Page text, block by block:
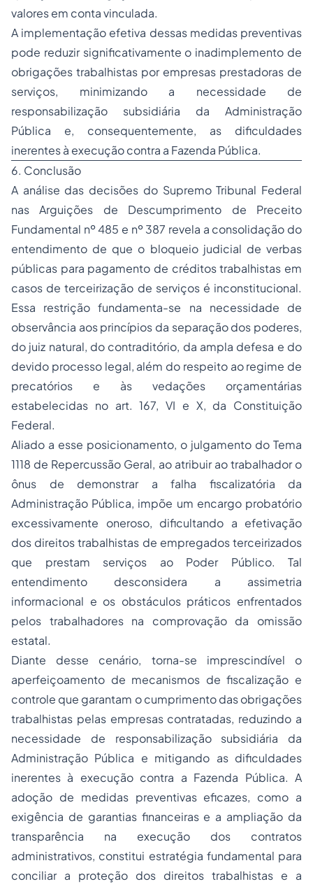
valores em conta vinculada.
A implementação efetiva dessas medidas preventivas
pode reduzir significativamente o inadimplemento de
obrigações trabalhistas por empresas prestadoras de
serviços, minimizando a necessidade de
responsabilização subsidiária da Administração
Pública e, consequentemente, as dificuldades
inerentes à execução contra a Fazenda Pública.
6. Conclusão
A análise das decisões do Supremo Tribunal Federal
nas Arguições de Descumprimento de Preceito
Fundamental nº 485 e nº 387 revela a consolidação do
entendimento de que o bloqueio judicial de verbas
públicas para pagamento de créditos trabalhistas em
casos de terceirização de serviços é inconstitucional.
Essa restrição fundamenta-se na necessidade de
observância aos princípios da separação dos poderes,
do juiz natural, do contraditório, da ampla defesa e do
devido processo legal, além do respeito ao regime de
precatórios e às vedações orçamentárias
estabelecidas no art. 167, VI e X, da Constituição
Federal.
Aliado a esse posicionamento, o julgamento do Tema
1118 de Repercussão Geral, ao atribuir ao trabalhador o
ônus de demonstrar a falha fiscalizatória da
Administração Pública, impõe um encargo probatório
excessivamente oneroso, dificultando a efetivação
dos direitos trabalhistas de empregados terceirizados
que prestam serviços ao Poder Público. Tal
entendimento desconsidera a assimetria
informacional e os obstáculos práticos enfrentados
pelos trabalhadores na comprovação da omissão
estatal.
Diante desse cenário, torna-se imprescindível o
aperfeiçoamento de mecanismos de fiscalização e
controle que garantam o cumprimento das obrigações
trabalhistas pelas empresas contratadas, reduzindo a
necessidade de responsabilização subsidiária da
Administração Pública e mitigando as dificuldades
inerentes à execução contra a Fazenda Pública. A
adoção de medidas preventivas eficazes, como a
exigência de garantias financeiras e a ampliação da
transparência na execução dos contratos
administrativos, constitui estratégia fundamental para
conciliar a proteção dos direitos trabalhistas e a